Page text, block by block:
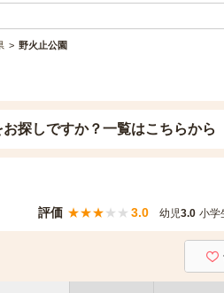
野火止公園
探しですか？一覧はこちらから
評価 ★★★★ ★ 3.0 幼児3.0 小学